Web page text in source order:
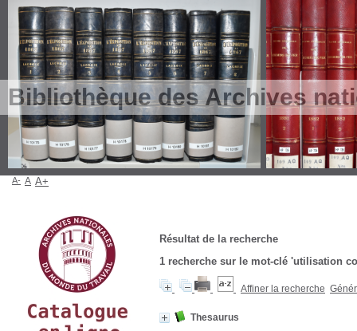
Bibliothèque des Archives
Résultat de la recherche
1 recherche sur le mot-clé 'utilisation
Affiner la recherche
Thesaurus
A- A A+